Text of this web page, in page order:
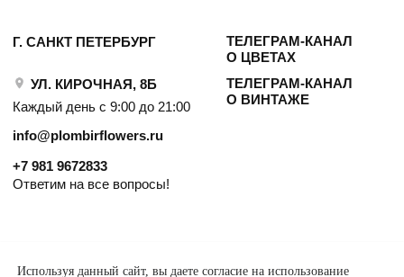
Используя данный сайт, вы даете согласие на использование